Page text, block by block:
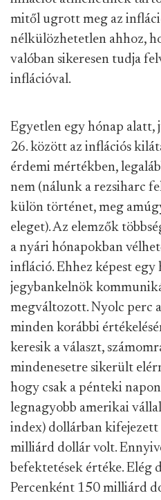
mitől ugrott meg az
nélkülözhetetlen ahhoz,
valóban sikeresen tudja
inflációval.
Egyetlen egy hónap alatt,
26. között az inflációs
érdemi mértékben,
nem (nálunk a rezsiharc
külön történet, meg
eleget). Az elemzők
a nyári hónapokban
infláció. Ehhez képest
jegybankelnök
megváltozott. Nyolc perc
minden korábbi
keresik a választ,
mindenesetre sikerült
hogy csak a pénteki
legnagyobb amerikai
index) dollárban kifejezett
milliárd dollár volt.
befektetések értéke. Elég
Percenként 150 milliárd